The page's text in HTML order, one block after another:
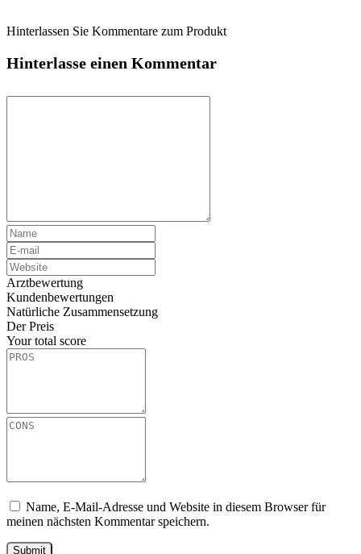
Hinterlassen Sie Kommentare zum Produkt
Hinterlasse einen Kommentar
Arztbewertung
Kundenbewertungen
Natürliche Zusammensetzung
Der Preis
Your total score
Name, E-Mail-Adresse und Website in diesem Browser für
meinen nächsten Kommentar speichern.